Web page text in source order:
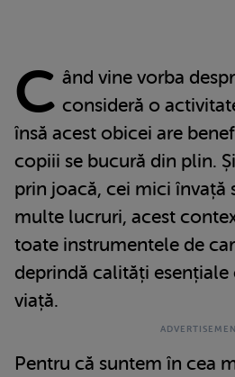
C ând vine vorba
consideră o
însă acest obicei are
copiii se bucură din plin.
prin joacă, cei mici învață
multe lucruri, acest
toate instrumentele de
deprindă calități esențiale
viață.
Pentru că suntem în cea